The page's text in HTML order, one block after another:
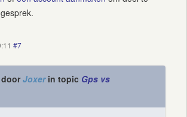
#7
Joxerin topic Gps vs